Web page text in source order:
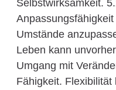
Selbstwirksamkeit.
Umstände
Leben kann
Umgang mit
Fähigkeit.